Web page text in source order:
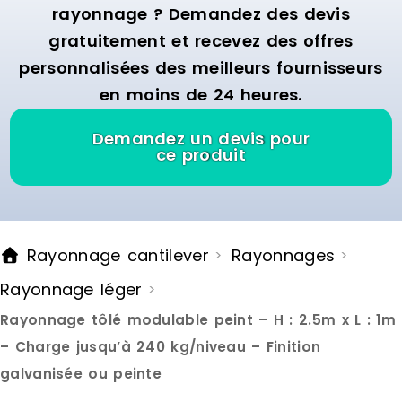
rayonnage ? Demandez des devis
gratuitement et recevez des offres
personnalisées des meilleurs fournisseurs
en moins de 24 heures.
Demandez un devis pour
ce produit
Rayonnage cantilever > Rayonnages >
Rayonnage léger >
Rayonnage tôlé modulable peint – H : 2.5m x L : 1m
– Charge jusqu’à 240 kg/niveau – Finition
galvanisée ou peinte